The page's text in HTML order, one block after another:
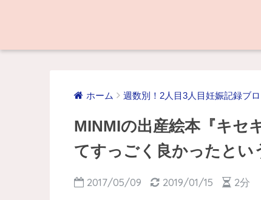
ホーム 週数別！2人目3人目妊娠記録ブ
MINMIの出産絵本『キセ
てすっごく良かったとい
2017/05/09 2019/01/15 2分